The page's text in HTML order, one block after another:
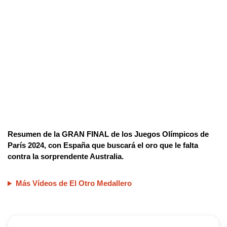
Resumen de la GRAN FINAL de los Juegos Olímpicos de
París 2024, con España que buscará el oro que le falta
contra la sorprendente Australia.
Más Vídeos de El Otro Medallero